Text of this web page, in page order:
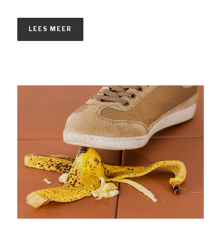
LEES MEER